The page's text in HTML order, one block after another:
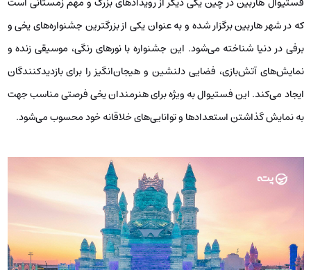
که در شهر هاربین برگزار شده و به عنوان یکی از بزرگترین جشنواره‌های یخی و
برفی در دنیا شناخته می‌شود. این جشنواره با نورهای رنگی، موسیقی زنده و
نمایش‌های آتش‌بازی، فضایی دلنشین و هیجان‌انگیز را برای بازدیدکنندگان
ایجاد می‌کند. این فستیوال به‌ ویژه برای هنرمندان یخی فرصتی مناسب جهت
به نمایش گذاشتن استعدادها و توانایی‌های خلاقانه‌ خود محسوب می‌شود.